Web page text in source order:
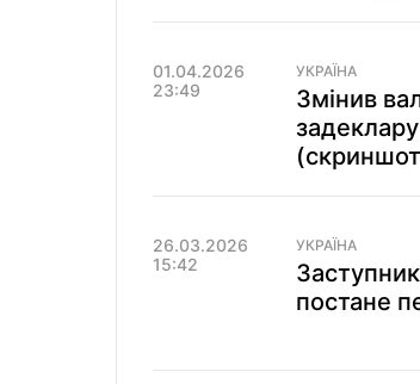
01.04.2026
23:49
УКРАЇНА
Змінив
26.03.2026
15:42
УКРАЇНА
постане